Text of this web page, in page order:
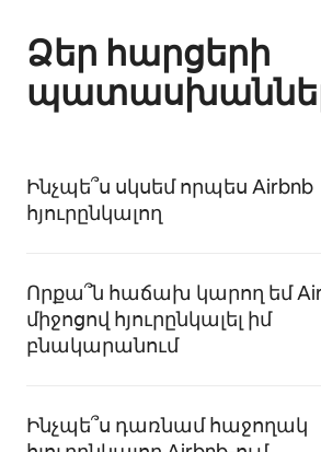
Ձեր հարցերի
Ինչպե՞ս սկսեմ որպես Airbnb
հյուրընկալող
Որքա՞ն հաճախ կարող եմ
միջոցով հյուրընկալել իմ
բնակարանում
Ինչպե՞ս դառնամ հաջողակ